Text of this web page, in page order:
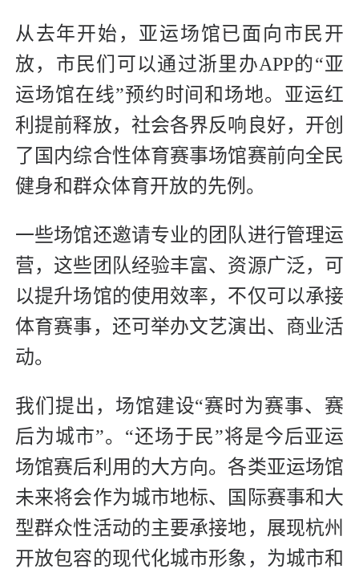
从去年开始，亚运场馆已面向市民开
放，市民们可以通过浙里办APP的“亚
运场馆在线”预约时间和场地。亚运红
利提前释放，社会各界反响良好，开创
了国内综合性体育赛事场馆赛前向全民
健身和群众体育开放的先例。
一些场馆还邀请专业的团队进行管理运
营，这些团队经验丰富、资源广泛，可
以提升场馆的使用效率，不仅可以承接
体育赛事，还可举办文艺演出、商业活
动。
我们提出，场馆建设“赛时为赛事、赛
后为城市”。“还场于民”将是今后亚运
场馆赛后利用的大方向。各类亚运场馆
未来将会作为城市地标、国际赛事和大
型群众性活动的主要承接地，展现杭州
开放包容的现代化城市形象，为城市和